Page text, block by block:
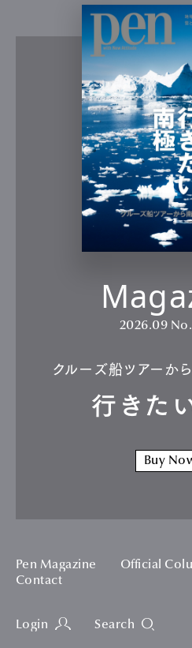
2026.09
クルーズ船ツアーか
行きた
Buy
Pen Magazine Official
Contact
Login Search